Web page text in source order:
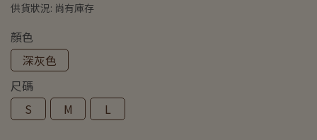
供貨狀況: 尚有庫存
顏色
深灰色
尺碼
S
M L